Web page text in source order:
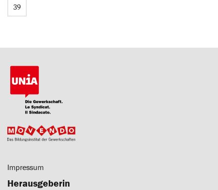
39
Impressum
Herausgeberin